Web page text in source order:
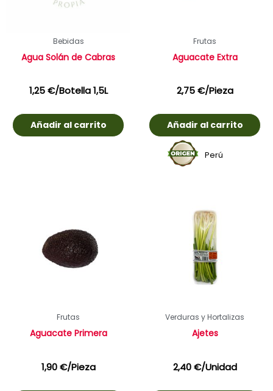
Bebidas
Agua Solán de Cabras
1,25€/Botella 1,5L
Añadir al carrito
Frutas
Aguacate Extra
2,75€/Pieza
Añadir al carrito
Perú
Frutas
Aguacate Primera
1,90€/Pieza
Verduras y Hortalizas
Ajetes
2,40€/Unidad